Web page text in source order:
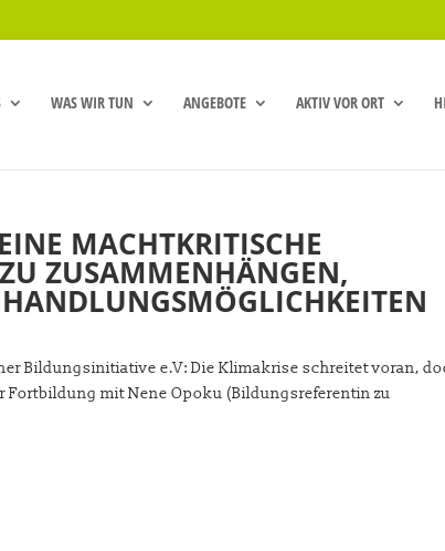
WAS WIR TUN ANGEBOTE AKTIV VOR ORT
MACHTKRITISCHE
ZUSAMMENHÄNGEN,
Bildungsinitiative e.V: Die Klimakrise schreitet voran,
mit Nene Opoku (Bildungsreferentin zu